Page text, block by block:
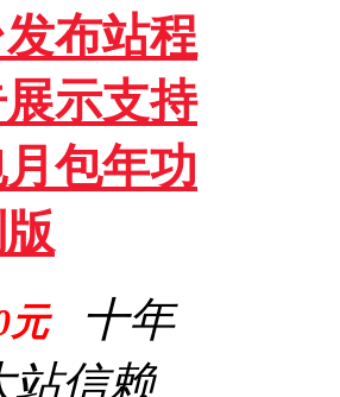
布站程
示支持
包年功
元
十年
站信赖